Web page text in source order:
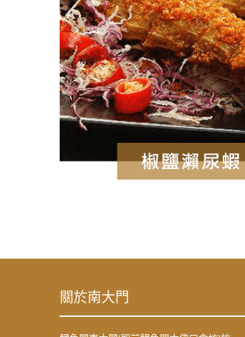
關於南大門